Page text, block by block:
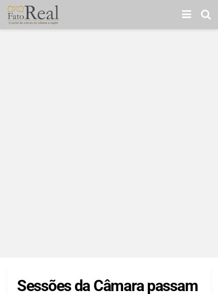
Sessões da Câmara passam